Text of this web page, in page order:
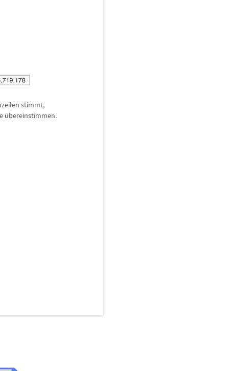
stimmt,
übereinstimmen.